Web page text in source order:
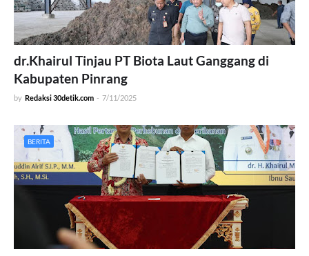
dr.Khairul Tinjau PT Biota Laut Ganggang di
Kabupaten Pinrang
by Redaksi 30detik.com - 7/11/2025
BERITA